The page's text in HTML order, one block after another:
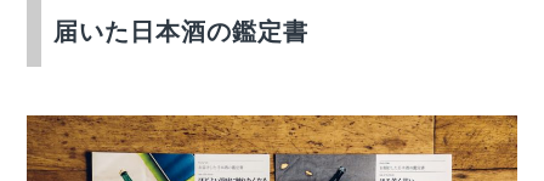
届いた日本酒の鑑定書